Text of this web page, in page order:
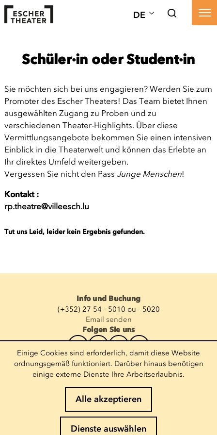
DE
Schüler·in oder Student·in
Sie möchten sich bei uns engagieren? Werden Sie zum
Promoter des Escher Theaters! Das Team bietet Ihnen
ausgewählten Zugang zu Proben und zu
verschiedenen Theater-Highlights. Über diese
Vermittlungsangebote bekommen Sie einen intensiven
Einblick in die Theaterwelt und können das Erlebte an
Ihr direktes Umfeld weitergeben.
Vergessen Sie nicht den Pass Junge Menschen!
Kontakt :
rp.theatre@villeesch.lu
Tut uns Leid, leider kein Ergebnis gefunden.
Info und Buchung
(+352) 27 54 - 5010 ou - 5020
Email senden
Folgen Sie uns
Newsletter abonnieren
E-Mail eingeben
Einige Cookies sind erforderlich, damit diese Website
ordnungsgemäß funktioniert. Darüber hinaus benötigen
einige externe Dienste Ihre Arbeitserlaubnis.
Alle akzeptieren
Dienste auswählen